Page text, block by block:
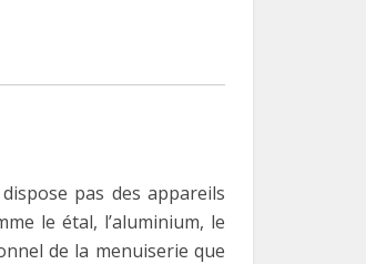
pas des appareils
le étal, l’aluminium, le
de la menuiserie que